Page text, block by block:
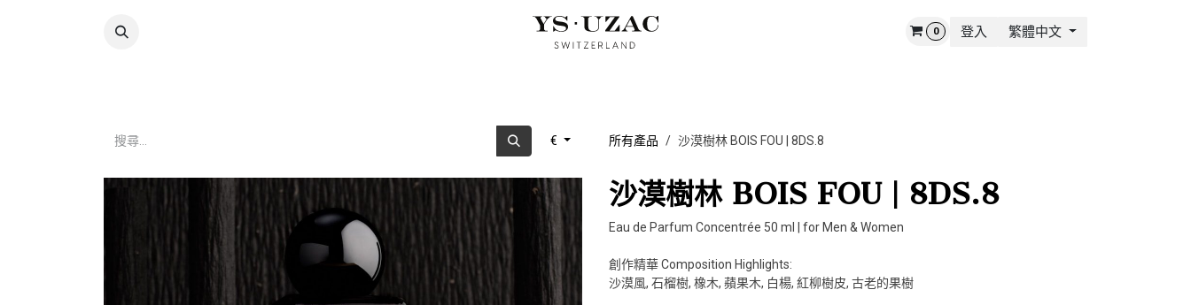
0 登入 繁體中文
€ 所有產品 沙漠樹林 BOIS FOU | 8DS.8
沙漠樹林 BOIS FOU | 8DS.8
Eau de Parfum Concentrée 50 ml | for Men & Women
創作精華 Composition Highlights:
沙漠風, 石榴樹, 橡木, 蘋果木, 白楊, 紅柳樹皮, 古老的果樹